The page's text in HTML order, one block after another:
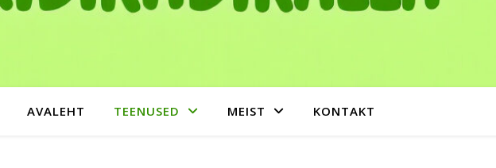
AVALEHT TEENUSED MEIST KONTAKT